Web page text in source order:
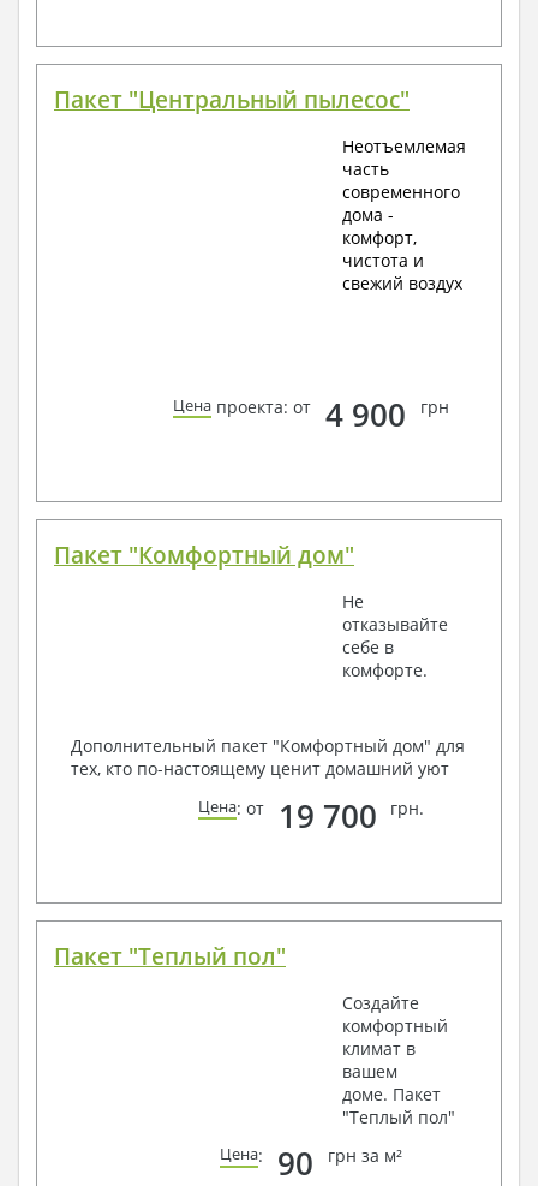
Пакет "Центральный пылесос"
Неотъемлемая
часть
современного
дома -
комфорт,
чистота и
свежий воздух
Цена проекта: от 4 900 грн
Пакет "Комфортный дом"
Не
отказывайте
себе в
комфорте.
Дополнительный пакет "Комфортный дом" для
тех, кто по-настоящему ценит домашний уют
Цена: от 19 700 грн.
Пакет "Теплый пол"
Создайте
комфортный
климат в
вашем
доме. Пакет
"Теплый пол"
Цена: 90 грн за м²